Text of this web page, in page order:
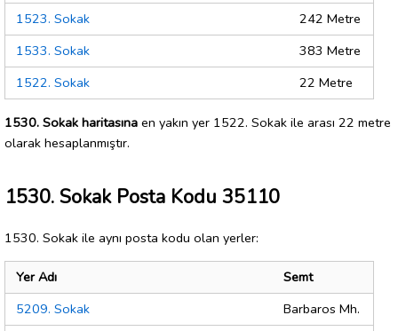
1523. Sokak
242 Metre
1533. Sokak
383 Metre
1522. Sokak
22 Metre
1530. Sokak haritasına en yakın yer 1522. Sokak ile arası 22 metre
olarak hesaplanmıştır.
1530. Sokak Posta Kodu 35110
1530. Sokak ile aynı posta kodu olan yerler:
Yer Adı
Semt
5209. Sokak
Barbaros Mh.